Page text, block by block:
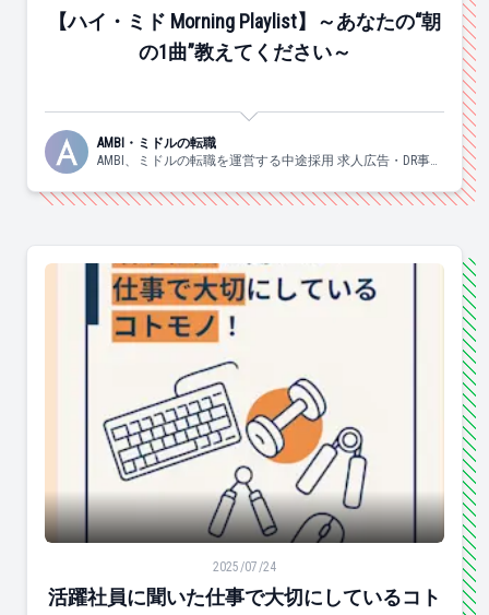
【ハイ・ミド Morning Playlist】～あなたの“朝
の1曲”教えてください～
AMBI・ミドルの転職
AMBI、ミドルの転職を運営する中途採用 求人広告・DR事業
2025/07/24
活躍社員に聞いた仕事で大切にしているコト